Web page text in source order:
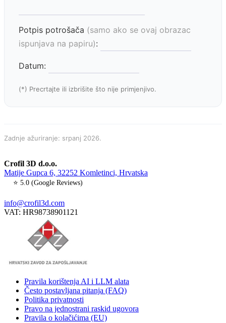
Potpis potrošača (samo ako se ovaj obrazac
ispunjava na papiru):
Datum:
(*) Precrtajte ili izbrišite što nije primjenjivo.
Zadnje ažuriranje: srpanj 2026.
Crofil 3D d.o.o.
Matije Gupca 6, 32252 Komletinci, Hrvatska
⭐ 5.0 (Google Reviews)
info@crofil3d.com
VAT: HR98738901121
Pravila korištenja AI i LLM alata
Često postavljana pitanja (FAQ)
Politika privatnosti
Pravo na jednostrani raskid ugovora
Pravila o kolačićima (EU)